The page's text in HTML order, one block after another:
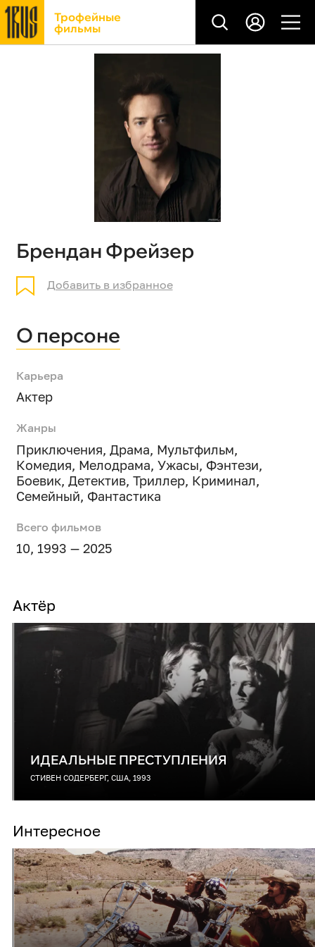
Трофейные
фильмы
Брендан Фрейзер
Добавить в избранное
О персоне
Карьера
Актер
Жанры
Приключения, Драма, Мультфильм,
Комедия, Мелодрама, Ужасы, Фэнтези,
Боевик, Детектив, Триллер, Криминал,
Семейный, Фантастика
Всего фильмов
10, 1993 — 2025
Актёр
ИДЕАЛЬНЫЕ ПРЕСТУПЛЕНИЯ
СТИВЕН СОДЕРБЕРГ, США, 1993
Интересное